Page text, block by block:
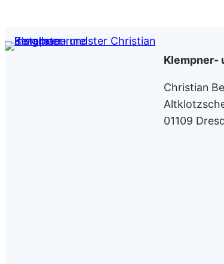
Klempner-
Christian
01109